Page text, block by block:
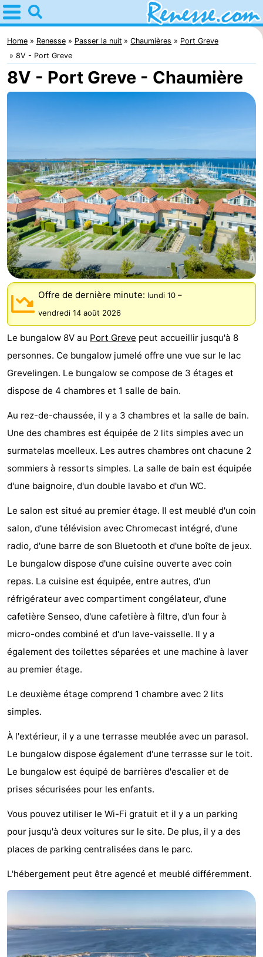
Home
Renesse
Astuces
Avec
nuit
-
Port
Greve
-
Zeeuwse
Kust
Campings
Chambre
d'hôtes
Chaumières
De
-
Ginsterveld
-
Julianahoeve
-
Livingstone
Port
Greve
-
Port
Zélande
-
Resort
Haamstede
-
Résidence
't
Hof
van
Haamstede
-
Schouwen
-
Schouwse
Valleien
-
Soeten
Haert
-
Wijde
Blick
-
Zeeland
-
Kust
Zonnedorp
-
van
minutes
Plages
Musées
-
Home Renesse Passer la nuit Chaumières
Port Greve
8V - Port Greve
8V - Port Greve - Chaumière
Offre de dernière minute: lundi 10 –
vendredi 14 août 2026
Le bungalow 8V au Port Greve peut accueillir jusqu'à 8
personnes. Ce bungalow jumelé offre une vue sur le lac
Grevelingen. Le bungalow se compose de 3 étages et
dispose de 4 chambres et 1 salle de bain.
Au rez-de-chaussée, il y a 3 chambres et la salle de bain.
Une des chambres est équipée de 2 lits simples avec un
surmatelas moelleux. Les autres chambres ont chacune 2
sommiers à ressorts simples. La salle de bain est équipée
d'une baignoire, d'un double lavabo et d'un WC.
Le salon est situé au premier étage. Il est meublé d'un coin
salon, d'une télévision avec Chromecast intégré, d'une
radio, d'une barre de son Bluetooth et d'une boîte de jeux.
Le bungalow dispose d'une cuisine ouverte avec coin
repas. La cuisine est équipée, entre autres, d'un
réfrigérateur avec compartiment congélateur, d'une
cafetière Senseo, d'une cafetière à filtre, d'un four à
micro-ondes combiné et d'un lave-vaisselle. Il y a
également des toilettes séparées et une machine à laver
au premier étage.
Le deuxième étage comprend 1 chambre avec 2 lits
simples.
À l'extérieur, il y a une terrasse meublée avec un parasol.
Le bungalow dispose également d'une terrasse sur le toit.
Le bungalow est équipé de barrières d'escalier et de
prises sécurisées pour les enfants.
Vous pouvez utiliser le Wi-Fi gratuit et il y a un parking
pour jusqu'à deux voitures sur le site. De plus, il y a des
places de parking centralisées dans le parc.
L'hébergement peut être agencé et meublé différemment.